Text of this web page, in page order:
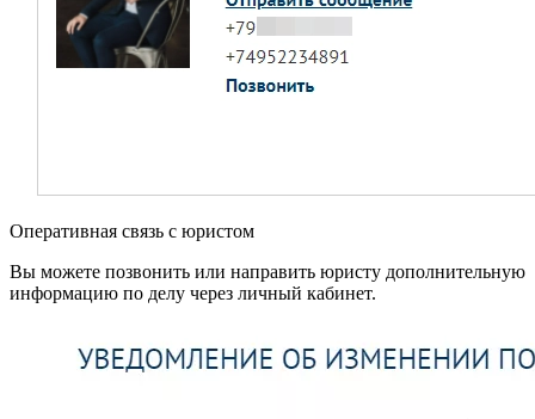
Оперативная связь с юристом
Вы можете позвонить или направить юристу дополнительную
информацию по делу через личный кабинет.